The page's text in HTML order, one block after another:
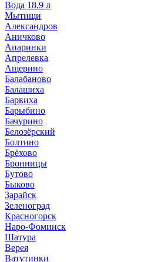
Вода 18.9 л
Мытищи
Александров
Аничково
Апаринки
Апрелевка
Ащерино
Балабаново
Балашиха
Барвиха
Барыбино
Бачурино
Белозёрский
Болтино
Брёхово
Бронницы
Бутово
Быково
Зарайск
Зеленоград
Красногорск
Наро-Фоминск
Шатура
Верея
Ватутинки